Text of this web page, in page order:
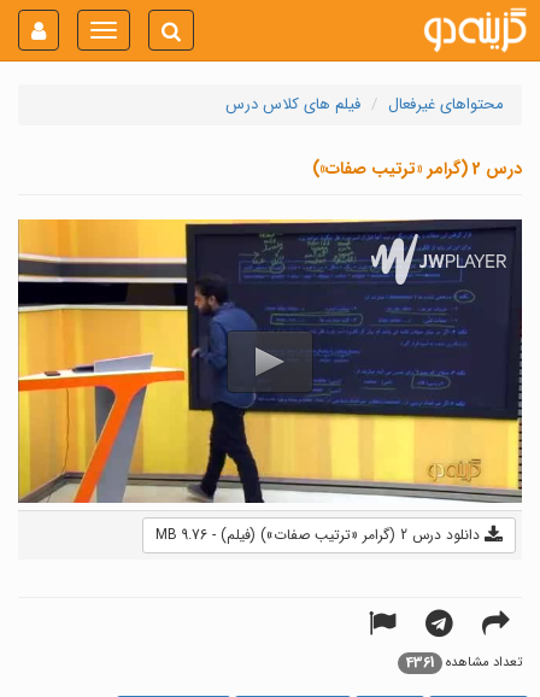
Toggle
navigation
محتواهای غیرفعال فیلم های کلاس درس
درس 2 (گرامر «ترتیب صفات»)
دانلود درس 2 (گرامر «ترتیب صفات») (فیلم) - 9.76 MB
تعداد مشاهده 4361